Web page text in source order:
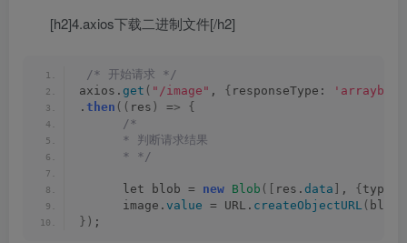
[h2]4.axios下载二进制文件[/h2]
/* 开始请求 */
axios. get ( "/image" , { responseType:
. then (( res ) =>
{
/*
      * 判断请求结果
      * */
      let blob =
new Blob ([ res. data , { type:
      image.
value = URL. createObjectURL ( blob
}) ;